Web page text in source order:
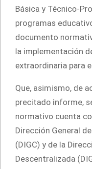
Básica y Técnico-
programas
documento
la implementación
extraordinaria para
Que, asimismo, de
precitado informe,
normativo cuenta
Dirección General
(DIGC) y de la
Descentralizada